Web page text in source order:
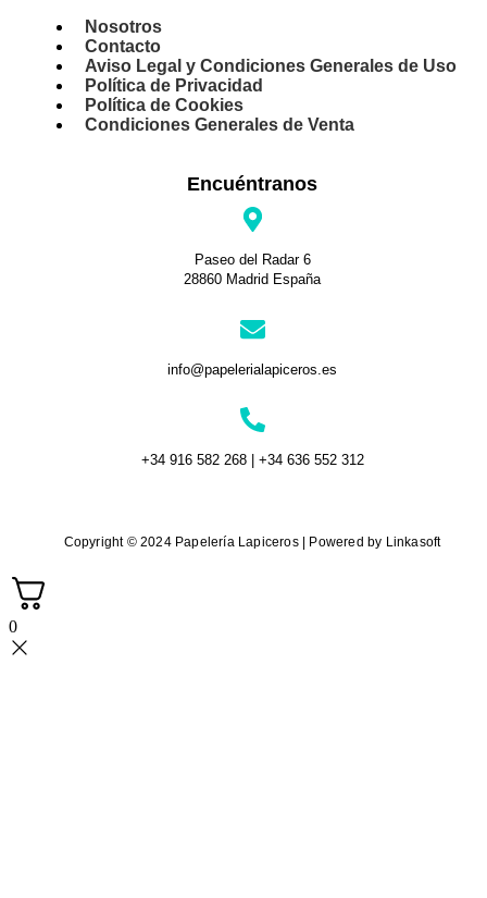
Nosotros
Contacto
Aviso Legal y Condiciones Generales de Uso
Política de Privacidad
Política de Cookies
Condiciones Generales de Venta
Encuéntranos
Paseo del Radar 6
28860 Madrid España
info@papelerialapiceros.es
+34 916 582 268 | +34 636 552 312
Copyright © 2024 Papelería Lapiceros | Powered by Linkasoft
0